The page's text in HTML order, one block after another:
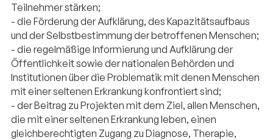
Teilnehmer stärken;
- die Förderung der Aufklärung, des Kapazitätsaufbaus
und der Selbstbestimmung der betroffenen Menschen;
- die regelmäßige Informierung und Aufklärung der
Öffentlichkeit sowie der nationalen Behörden und
Institutionen über die Problematik mit denen Menschen
mit einer seltenen Erkrankung konfrontiert sind;
- der Beitrag zu Projekten mit dem Ziel, allen Menschen,
die mit einer seltenen Erkrankung leben, einen
gleichberechtigten Zugang zu Diagnose, Therapie,